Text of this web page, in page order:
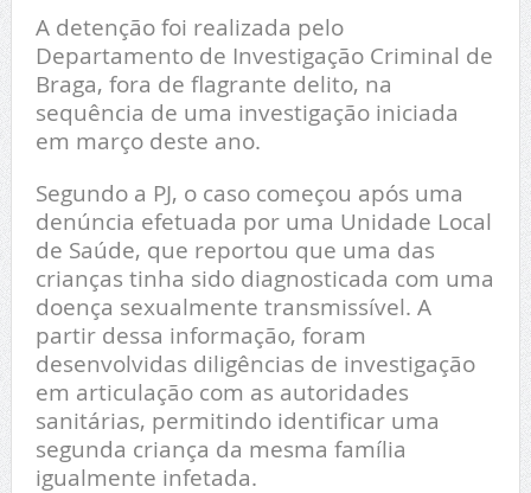
A detenção foi realizada pelo
Departamento de Investigação Criminal de
Braga, fora de flagrante delito, na
sequência de uma investigação iniciada
em março deste ano.
Segundo a PJ, o caso começou após uma
denúncia efetuada por uma Unidade Local
de Saúde, que reportou que uma das
crianças tinha sido diagnosticada com uma
doença sexualmente transmissível. A
partir dessa informação, foram
desenvolvidas diligências de investigação
em articulação com as autoridades
sanitárias, permitindo identificar uma
segunda criança da mesma família
igualmente infetada.